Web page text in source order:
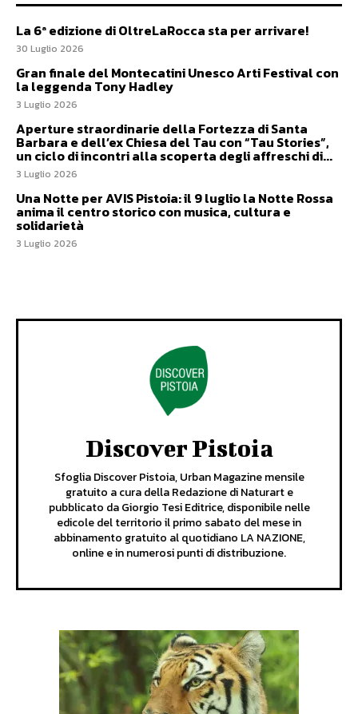
La 6ª edizione di OltreLaRocca sta per arrivare!
30 Luglio 2026
Gran finale del Montecatini Unesco Arti Festival con
la leggenda Tony Hadley
3 Luglio 2026
Aperture straordinarie della Fortezza di Santa
Barbara e dell’ex Chiesa del Tau con “Tau Stories”,
un ciclo di incontri alla scoperta degli affreschi di...
3 Luglio 2026
Una Notte per AVIS Pistoia: il 9 luglio la Notte Rossa
anima il centro storico con musica, cultura e
solidarietà
3 Luglio 2026
Discover Pistoia
Sfoglia Discover Pistoia, Urban Magazine mensile
gratuito a cura della Redazione di Naturart e
pubblicato da Giorgio Tesi Editrice, disponibile nelle
edicole del territorio il primo sabato del mese in
abbinamento gratuito al quotidiano LA NAZIONE,
online e in numerosi punti di distribuzione.